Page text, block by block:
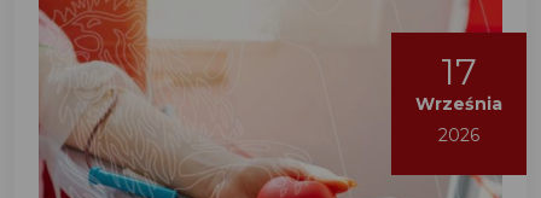
17
Września
2026